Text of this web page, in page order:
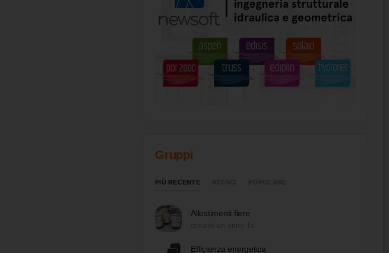
Gruppi
PIÙ RECENTE
Allestimenti fiere
Efficienza energetica